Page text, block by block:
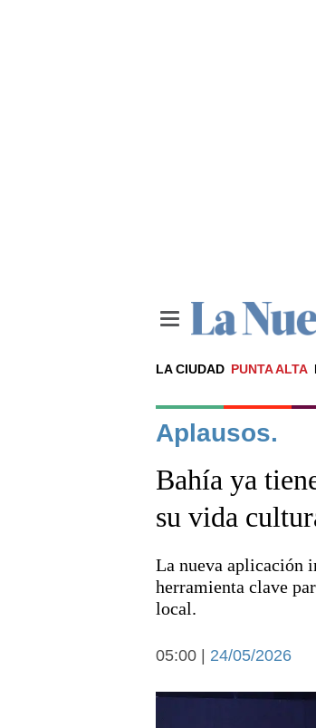
LA CIUDAD PUNTA ALTA
Noticias
Deportes
Aplausos.
Bahía ya
su vida
La nueva aplicación
herramienta clave
local.
05:00 | 24/05/2026